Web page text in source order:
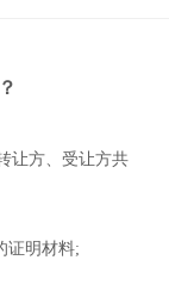
让方、受让方共
明材料;